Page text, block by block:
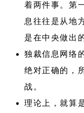
着两件事。第
息往往是从地
是在中央做出
独裁信息网络
绝对正确的，
战。
理论上，就算